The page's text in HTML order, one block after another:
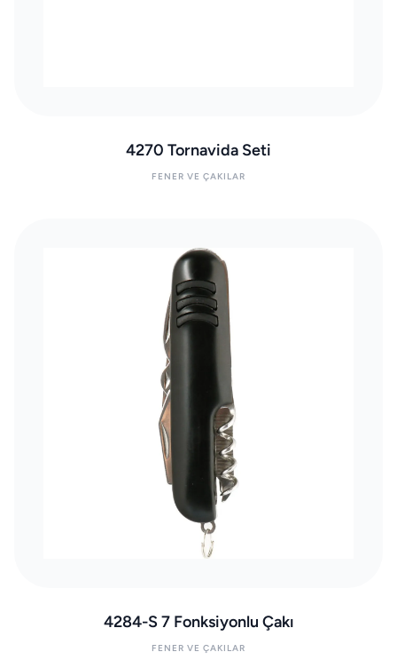
4270 Tornavida Seti
FENER VE ÇAKILAR
4284-S 7 Fonksiyonlu Çakı
FENER VE ÇAKILAR